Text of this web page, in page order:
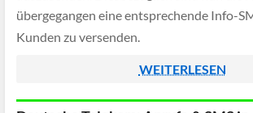
übergegangen eine entsprechende Info-
Kunden zu versenden.
WEITERLESEN